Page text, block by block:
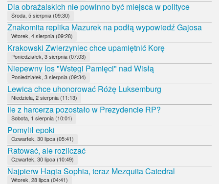
Dla obrażalskich nie powinno być miejsca w polityce
Środa, 5 sierpnia (09:30)
Znakomita replika Mazurek na podłą wypowiedź Gajosa
Wtorek, 4 sierpnia (09:28)
Krakowski Zwierzyniec chce upamiętnić Korę
Poniedziałek, 3 sierpnia (07:03)
Niepewny los "Wstęgi Pamięci" nad Wisłą
Poniedziałek, 3 sierpnia (09:34)
Lewica chce uhonorować Różę Luksemburg
Niedziela, 2 sierpnia (11:13)
Ile z harcerza pozostało w Prezydencie RP?
Sobota, 1 sierpnia (10:01)
Pomylił epoki
Czwartek, 30 lipca (05:41)
Ratować, ale rozliczać
Czwartek, 30 lipca (10:49)
Najpierw Hagia Sophia, teraz Mezquita Catedral
Wtorek, 28 lipca (04:41)